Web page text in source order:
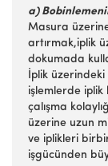
a)
Masura
artırmak,iplik
dokumada
İplik üzerindeki
işlemlerde iplik
çalışma
üzerine uzun
ve iplikleri
işgücünden